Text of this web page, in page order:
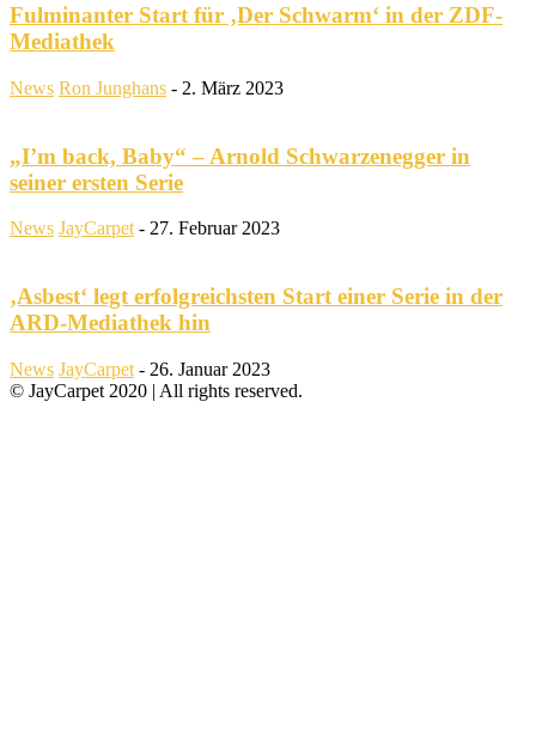
Fulminanter Start für ‚Der Schwarm‘ in der ZDF-
Mediathek
News Ron Junghans - 2. März 2023
„I’m back, Baby“ – Arnold Schwarzenegger in
seiner ersten Serie
News JayCarpet - 27. Februar 2023
‚Asbest‘ legt erfolgreichsten Start einer Serie in der
ARD-Mediathek hin
News JayCarpet - 26. Januar 2023
© JayCarpet 2020 | All rights reserved.